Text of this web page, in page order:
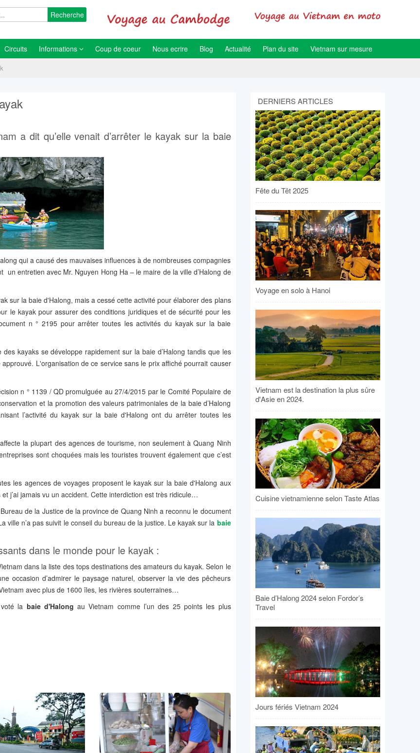
Recherche
Circuits Informations Coup de coeur Nous ecrire Blog Actualité Plan du site Vietnam sur mesure
a dit qu’elle venait d’arrêter le kayak sur la baie
qui a causé des mauvaises influences à de nombreuses compagnies
un entretien avec Mr. Nguyen Hong Ha – le maire de la ville d’Halong de
sur la baie d'Halong, mais a cessé cette activité pour élaborer des plans
le kayak pour assurer des conditions juridiques et de sécurité pour les
n ° 2195 pour arrêter toutes les activités du kayak sur la baie
kayaks se développe rapidement sur la baie d’Halong tandis que les
L'organisation de ce service sans le prix affiché pourrait causer
n ° 1139 / QD promulguée au 27/4/2015 par le Comité Populaire de
et la promotion des valeurs patrimoniales de la baie d’Halong
l’activité du kayak sur la baie d'Halong ont du arrêter toutes les
la plupart des agences de tourisme, non seulement à Quang Ninh
sont choquées mais les touristes trouvent également que c’est
les agences de voyages proposent le kayak sur la baie d'Halong aux
j’ai jamais vu un accident. Cette interdiction est très ridicule…
de la Justice de la province de Quang Ninh a reconnu le document
n’a pas suivit le conseil du bureau de la justice. Le kayak sur la baie
dans le monde pour le kayak :
dans la liste des tops destinations des amateurs du kayak. Selon le
occasion d’admirer le paysage naturel, observer la vie des pêcheurs
avec plus de 1600 îles, les rivières souterraines…
la baie d'Halong au Vietnam comme l’un des 25 points les plus
DERNIERS ARTICLES
Fête du Têt 2025
Voyage en solo à Hanoi
Vietnam est la destination la plus sûre
d'Asie en 2024.
Cuisine vietnamienne selon Taste Atlas
Baie d’Halong 2024 selon Fordor’s
Travel
Jours fériés Vietnam 2024